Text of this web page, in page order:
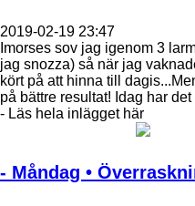
2019-02-19 23:47
Imorses sov jag igenom 3
jag snozza) så när jag
kört på att hinna till
på bättre resultat! Idag har
- Läs hela inlägget här
- Måndag •